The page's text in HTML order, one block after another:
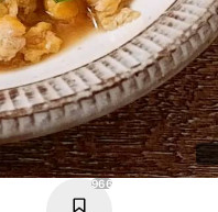
966